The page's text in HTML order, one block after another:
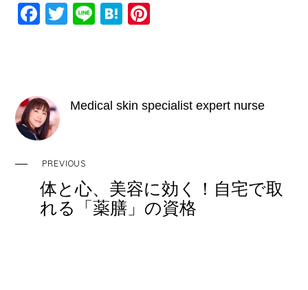
F
b
o
o
k
T
Li
H
a
st
Medical skin specialist expert nurse
PREVIOUS
体と心、美容に効く！自宅で取
れる「薬膳」の資格